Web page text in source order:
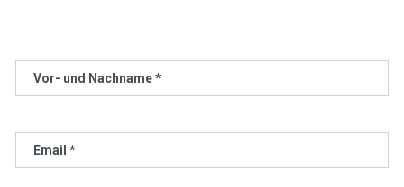
Vor- und Nachname *
Email *